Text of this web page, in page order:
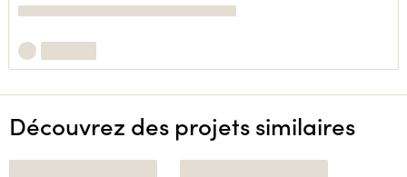
Découvrez des projets similaires